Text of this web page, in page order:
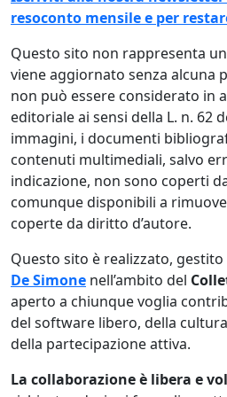
resoconto mensile e per
Questo sito non rappresenta
viene aggiornato senza alcuna
non può essere considerato in
editoriale ai sensi della L. n. 62
immagini, i documenti
contenuti multimediali, salvo
indicazione, non sono coperti
comunque disponibili a
coperte da diritto d’autore.
Questo sito è realizzato,
De Simone nell’ambito del
aperto a chiunque voglia
del software libero, della
della partecipazione attiva.
La collaborazione è libera e